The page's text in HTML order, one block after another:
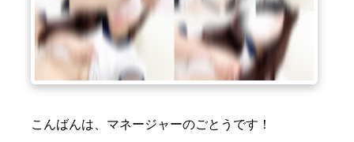
こんばんは、マネージャーのごとうです！